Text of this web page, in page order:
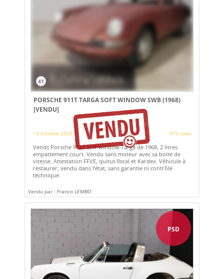
41
PORSCHE 911T TARGA SOFT WINDOW SWB (1968)
[VENDU]
13 octobre 2020 473 vues
Vends Porsche 911T Soft window Targa de 1968, 2 litres
empattement court. Vendu sans moteur avec sa boite de
vitesse. Attestation FFVE, quitus fiscal et Kardex. Véhicule à
restaurer, vendu dans l’état, sans garantie ni contrôle
technique.
Vendu par : Franco LEMBO
PSD